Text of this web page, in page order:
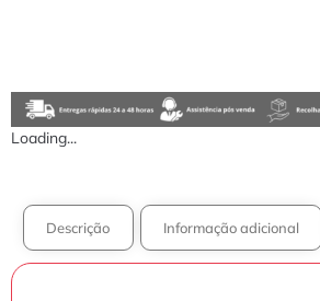
Loading...
Descrição Informação adicional